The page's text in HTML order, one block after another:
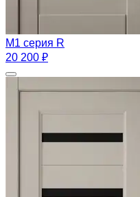
M1 серия R
20 200 ₽